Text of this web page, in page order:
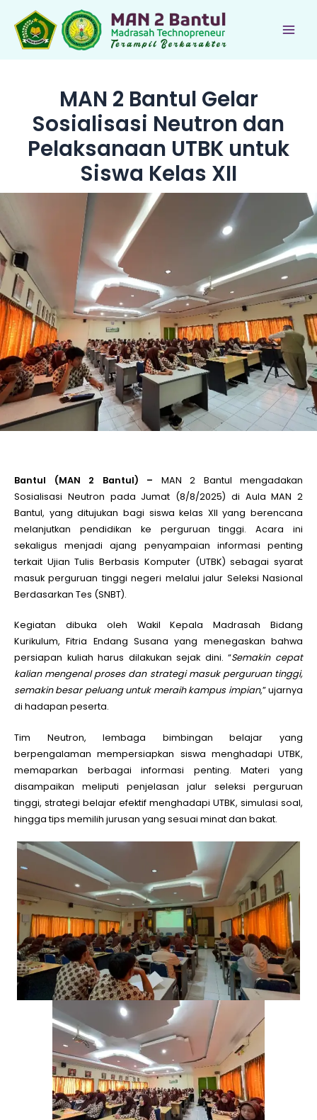
konten
MAN 2 Bantul Gelar
Sosialisasi Neutron dan
Pelaksanaan UTBK untuk
Siswa Kelas XII
Bantul (MAN 2 Bantul) – MAN 2 Bantul mengadakan
Sosialisasi Neutron pada Jumat (8/8/2025) di Aula MAN 2
Bantul, yang ditujukan bagi siswa kelas XII yang berencana
melanjutkan pendidikan ke perguruan tinggi. Acara ini
sekaligus menjadi ajang penyampaian informasi penting
terkait Ujian Tulis Berbasis Komputer (UTBK) sebagai syarat
masuk perguruan tinggi negeri melalui jalur Seleksi Nasional
Berdasarkan Tes (SNBT).
Kegiatan dibuka oleh Wakil Kepala Madrasah Bidang
Kurikulum, Fitria Endang Susana yang menegaskan bahwa
persiapan kuliah harus dilakukan sejak dini. “Semakin cepat
kalian mengenal proses dan strategi masuk perguruan tinggi,
semakin besar peluang untuk meraih kampus impian,” ujarnya
di hadapan peserta.
Tim Neutron, lembaga bimbingan belajar yang
berpengalaman mempersiapkan siswa menghadapi UTBK,
memaparkan berbagai informasi penting. Materi yang
disampaikan meliputi penjelasan jalur seleksi perguruan
tinggi, strategi belajar efektif menghadapi UTBK, simulasi soal,
hingga tips memilih jurusan yang sesuai minat dan bakat.